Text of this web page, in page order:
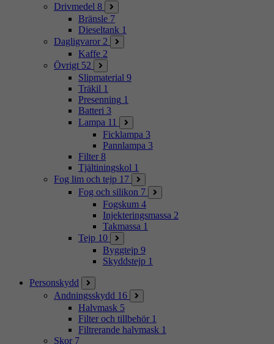
Drivmedel 8
Bränsle 7
Dieseltank 1
Dagligvaror 2
Kaffe 2
Övrigt 52
Slipmaterial 9
Träkil 1
Presenning 1
Batteri 3
Lampa 11
Ficklampa 3
Pannlampa 3
Filter 8
Tjältiningskol 1
Fog lim och tejp 17
Fog och silikon 7
Fogskum 4
Injekteringsmassa 2
Takmassa 1
Tejp 10
Byggtejp 9
Skyddstejp 1
Personskydd
Andningsskydd 16
Halvmask 5
Filter och tillbehör 1
Filtrerande halvmask 1
Skor 7